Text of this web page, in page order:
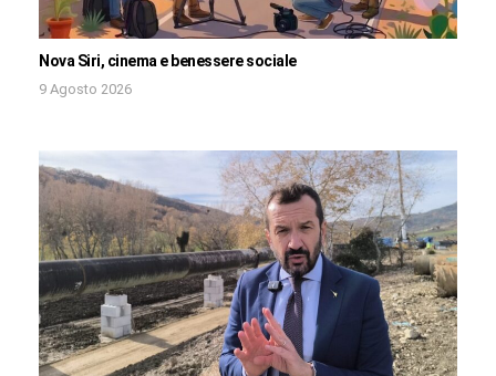
Nova Siri, cinema e benessere sociale
9 Agosto 2026